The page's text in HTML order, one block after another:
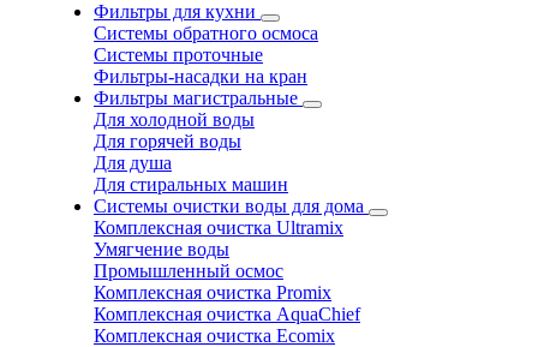
Фильтры для кухни
Системы обратного осмоса
Системы проточные
Фильтры-насадки на кран
Фильтры магистральные
Для холодной воды
Для горячей воды
Для душа
Для стиральных машин
Системы очистки воды для дома
Комплексная очистка Ultramix
Умягчение воды
Промышленный осмос
Комплексная очистка Promix
Комплексная очистка AquaChief
Комплексная очистка Ecomix